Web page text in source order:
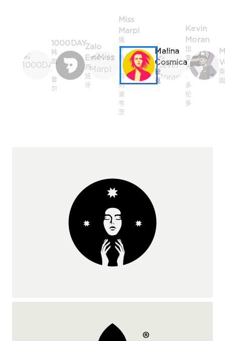
1000DAY
韩
国
·
首
尔
Zalo
Estévez
西
班
牙
Miss
Marpl
俄
罗
斯
·
切
列
波
韦
茨
Malina
Cosmica
捷
克
Kevin
Moran
加
拿
大
多
伦
多
英
国